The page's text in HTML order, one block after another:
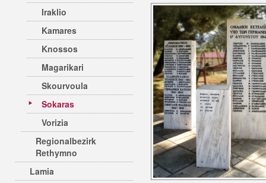
Iraklio
Kamares
Knossos
Magarikari
Skourvoula
Sokaras
Vorizia
Regionalbezirk
Rethymno
Lamia